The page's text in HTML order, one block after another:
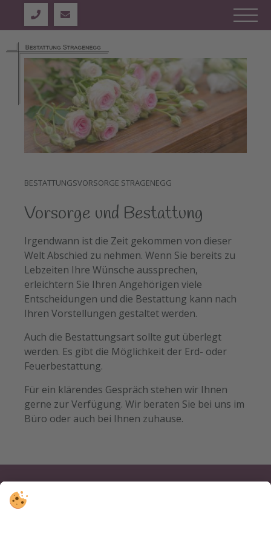
BESTATTUNGSVORSORGE STRAGENEGG
Vorsorge und Bestattung
Irgendwann ist die Zeit gekommen von dieser
Welt Abschied zu nehmen. Wenn Sie bereits zu
Lebzeiten Ihre Wünsche aussprechen,
erleichtern Sie Ihren Angehörigen viele
Entscheidungen und die Bestattung kann nach
Ihren Vorstellungen gestaltet werden.
Auch die Bestattungsart sollte gut überlegt
werden. Es gibt die Möglichkeit der Erd- oder
Feuerbestattung.
Für ein klärendes Gespräch stehen wir Ihnen
gerne zur Verfügung. Wir beraten Sie bei uns im
Büro oder auch bei Ihnen zuhause.